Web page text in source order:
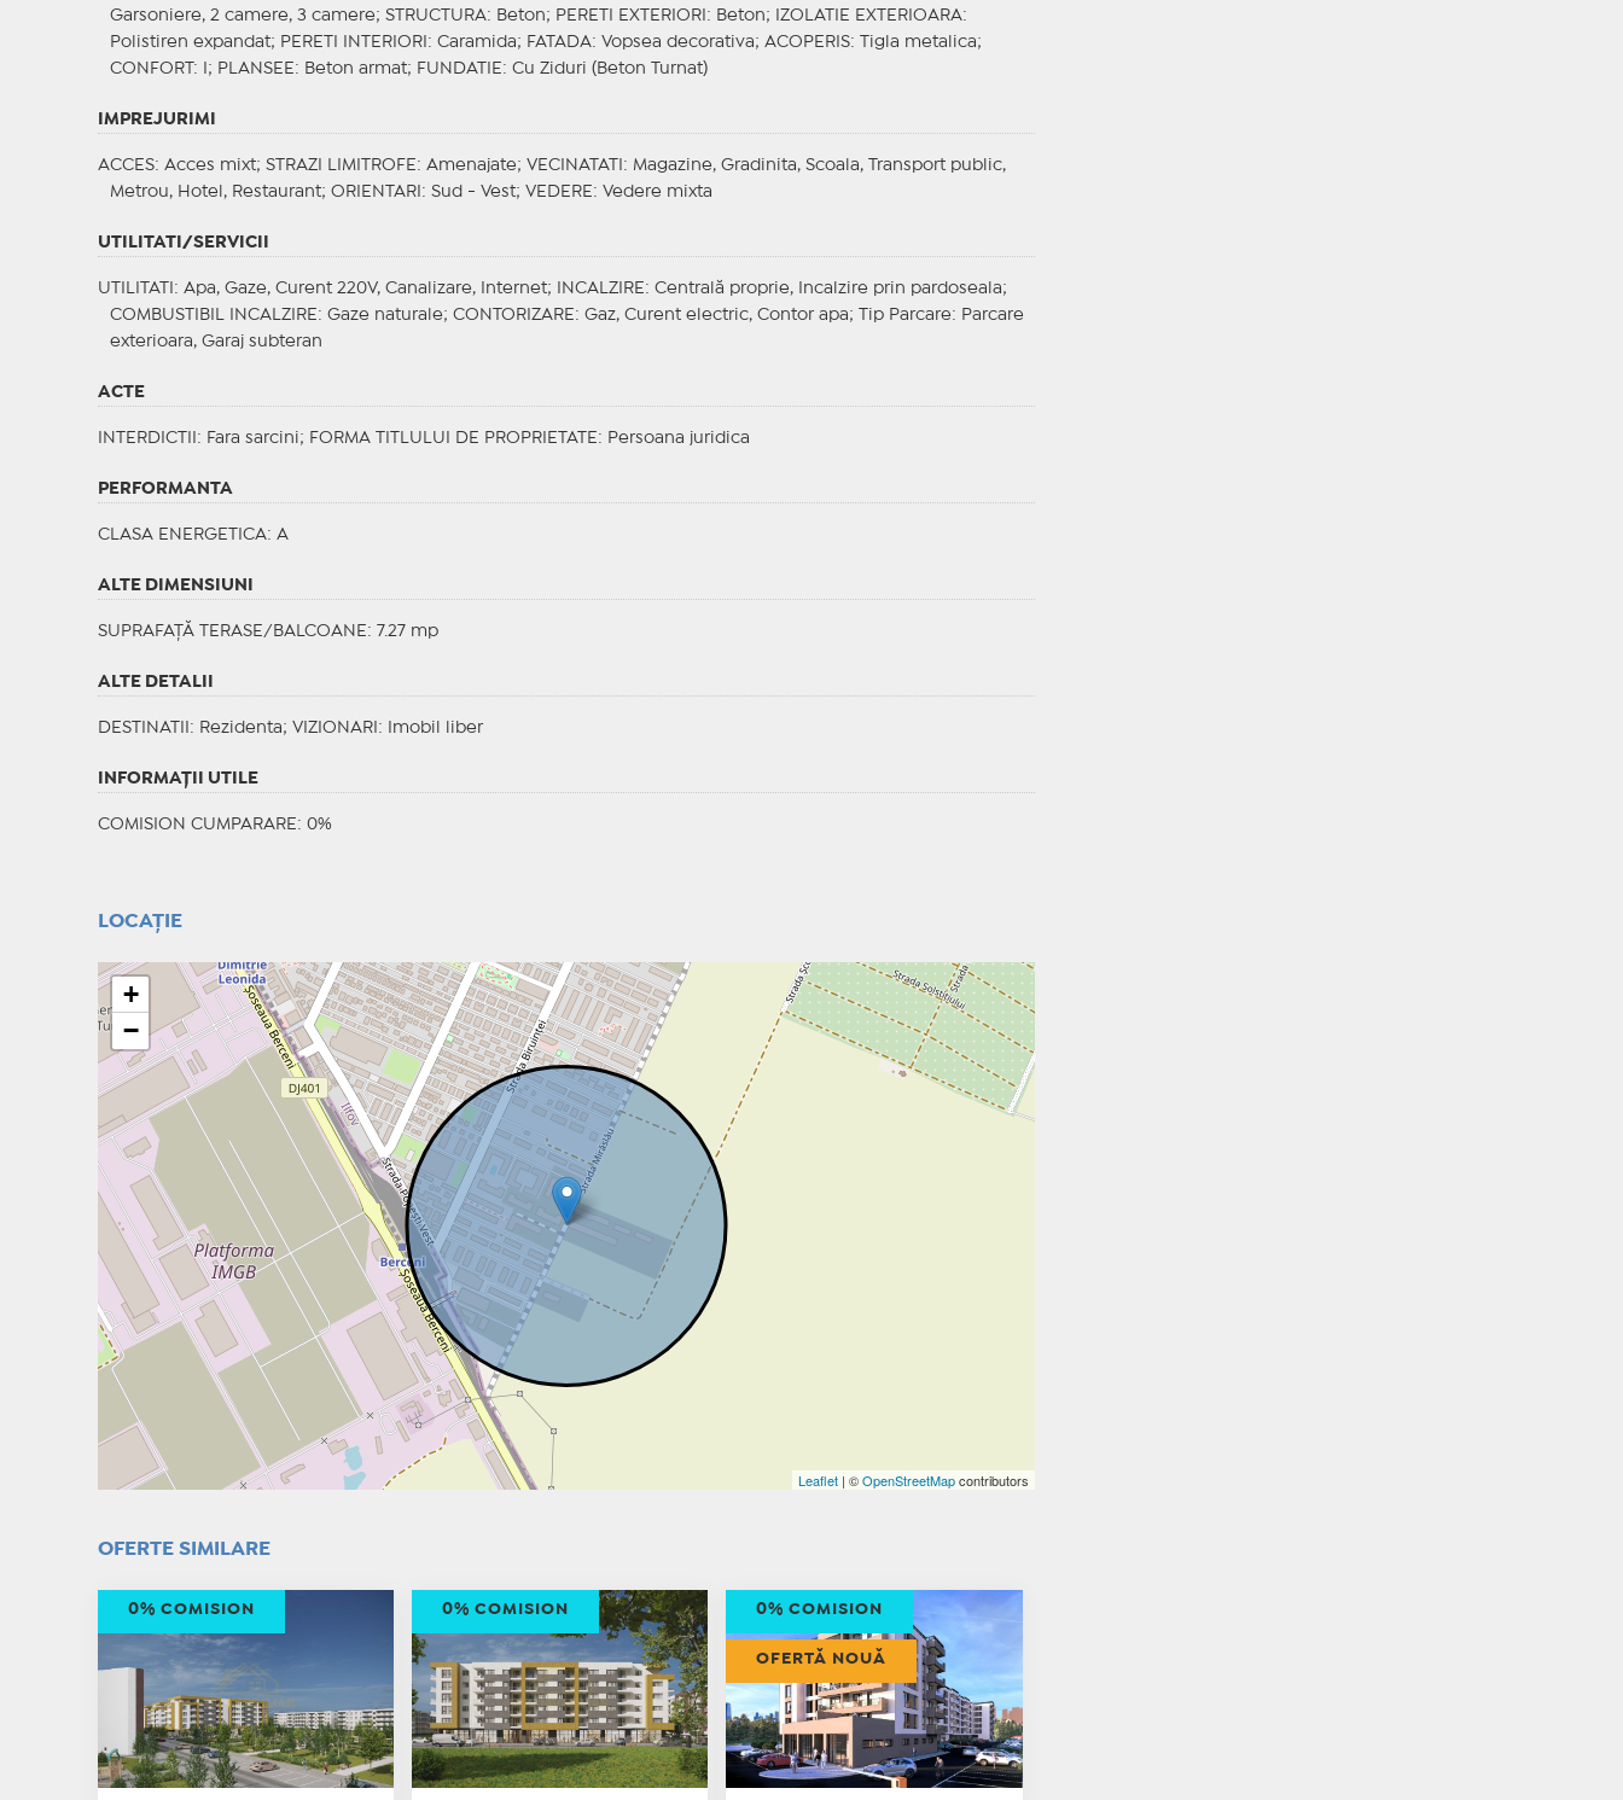
Garsoniere, 2 camere, 3 camere; STRUCTURA: Beton; PERETI EXTERIORI : Beton; IZOLATIE EXTERIOARA:
Polistiren expandat; PERETI INTERIORI : Caramida; FATADA: Vopsea decorativa; ACOPERIS: Tigla metalica;
CONFORT
: I; PLANSEE : Beton armat; FUNDATIE : Cu Ziduri (Beton Turnat)
IMPREJURIMI
ACCES: Acces mixt; STRAZI LIMITROFE : Amenajate; VECINATATI
: Magazine, Gradinita, Scoala, Transport public,
Metrou, Hotel, Restaurant; ORIENTARI : Sud - Vest; VEDERE : Vedere mixta
UTILITATI/SERVICII
UTILITATI : Apa, Gaze, Curent 220V, Canalizare, Internet; INCALZIRE : Centrală proprie, Incalzire prin pardoseala;
COMBUSTIBIL INCALZIRE : Gaze naturale; CONTORIZARE : Gaz, Curent electric, Contor apa; Tip Parcare: Parcare
exterioara, Garaj subteran
ACTE
INTERDICTII : Fara sarcini; FORMA TITLULUI DE PROPRIETATE : Persoana juridica
PERFORMANTA
CLASA ENERGETICA: A
ALTE DIMENSIUNI
SUPRAFAȚĂ TERASE/BALCOANE: 7.27 mp
ALTE DETALII
DESTINATII : Rezidenta; VIZIONARI : Imobil liber
INFORMAŢII UTILE
COMISION CUMPARARE: 0%
LOCAȚIE
+
−
Leaflet| ©OpenStreetMapcontributors
OFERTE SIMILARE
0% COMISION 0% COMISION 0% COMISION
OFERTĂ NOUĂ